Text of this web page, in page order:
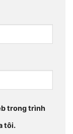
trong trình
tôi.